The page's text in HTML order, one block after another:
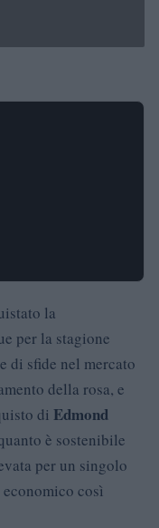
la
per la stagione
di sfide nel mercato
della rosa, e
di Edmond
è sostenibile
per un singolo
così